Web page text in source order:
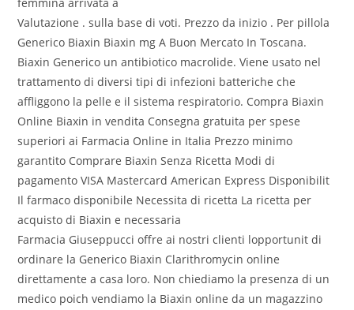
Valutazione . sulla base di voti. Prezzo da inizio . Per pillola
Generico Biaxin Biaxin mg A Buon Mercato In Toscana.
Biaxin Generico un antibiotico macrolide. Viene usato nel
trattamento di diversi tipi di infezioni batteriche che
affliggono la pelle e il sistema respiratorio. Compra Biaxin
Online Biaxin in vendita Consegna gratuita per spese
superiori ai Farmacia Online in Italia Prezzo minimo
garantito Comprare Biaxin Senza Ricetta Modi di
pagamento VISA Mastercard American Express Disponibilit
Il farmaco disponibile Necessita di ricetta La ricetta per
acquisto di Biaxin e necessaria
Farmacia Giuseppucci offre ai nostri clienti lopportunit di
ordinare la Generico Biaxin Clarithromycin online
direttamente a casa loro. Non chiediamo la presenza di un
medico poich vendiamo la Biaxin online da un magazzino